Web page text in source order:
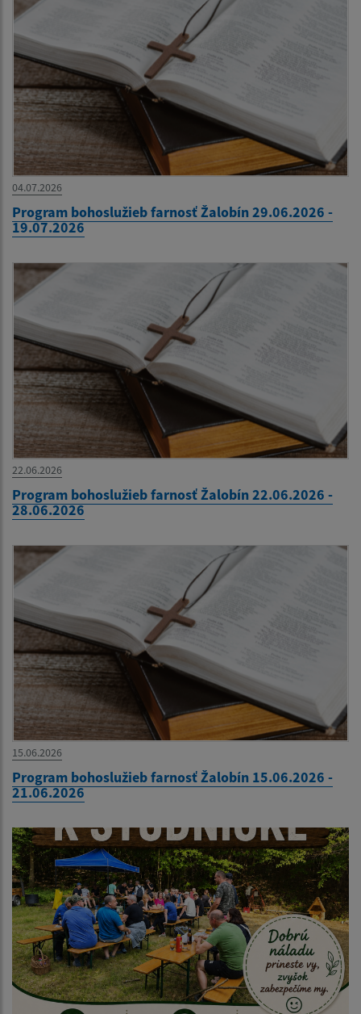
04.07.2026
Program bohoslužieb farnosť Žalobín 29.06.2026 -
19.07.2026
22.06.2026
Program bohoslužieb farnosť Žalobín 22.06.2026 -
28.06.2026
15.06.2026
Program bohoslužieb farnosť Žalobín 15.06.2026 -
21.06.2026